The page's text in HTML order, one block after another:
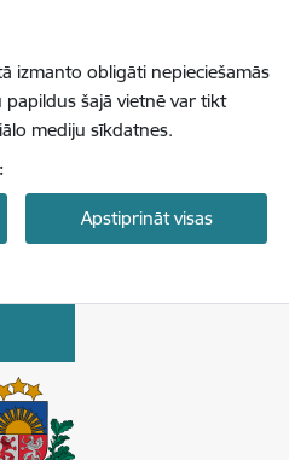
izmanto obligāti nepieciešamās
šajā vietnē var tikt
mediju sīkdatnes.
Apstiprināt visas